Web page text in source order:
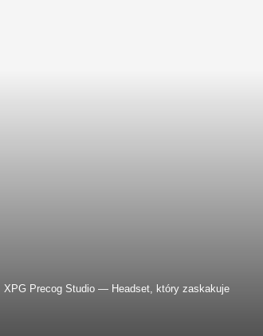
XPG Precog Studio — Headset, który zaskakuje